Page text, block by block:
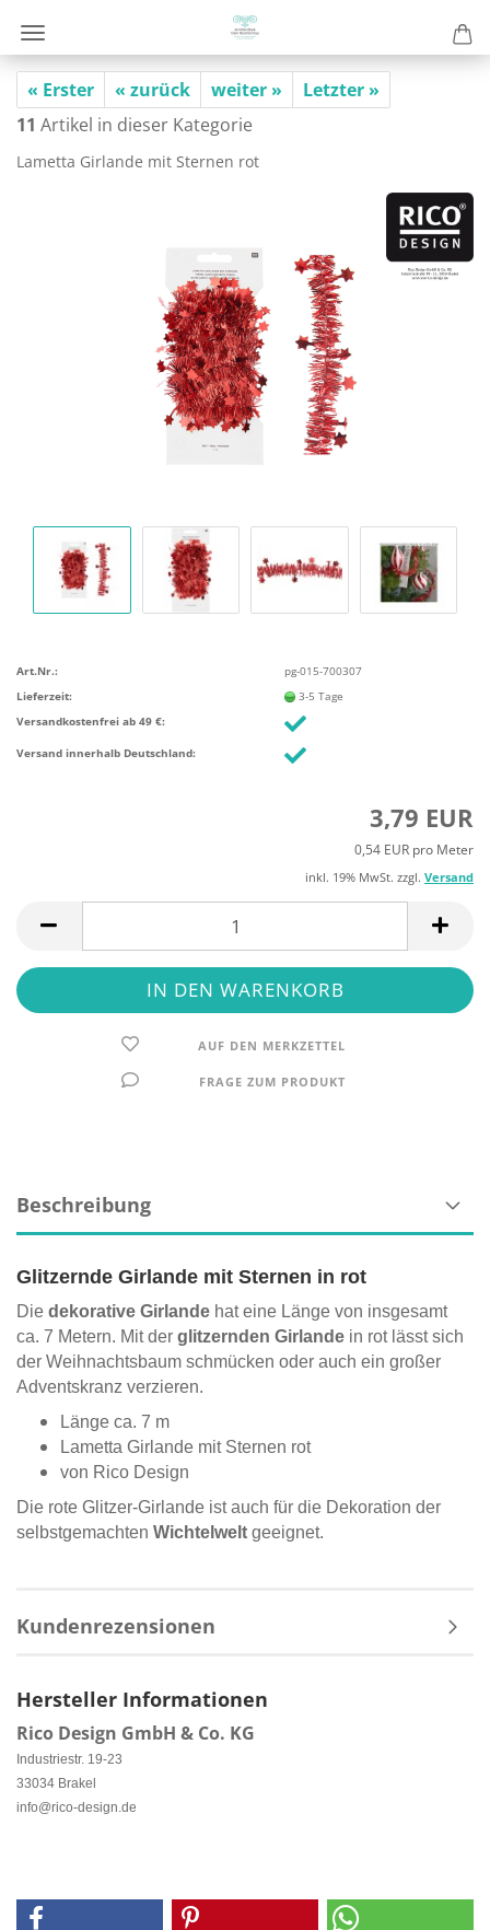
« Erster « zurück weiter »
Letzter »
11 Artikel in dieser Kategorie
La­met­ta Gir­lan­de mit Ster­nen rot
Art.Nr.:
pg-015-700307
Lieferzeit:
3-5 Tage
Versandkostenfrei ab 49 €:
Versand innerhalb Deutschland:
3,79 EUR
0,54 EUR pro Meter
inkl. 19% MwSt. zzgl. Versand
AUF DEN MERKZETTEL
FRAGE ZUM PRODUKT
Beschreibung
Glitzernde Girlande mit Sternen in rot
Die dekorative Girlande hat eine Länge von insgesamt
ca. 7 Metern. Mit der glitzernden Girlande in rot lässt sich
der Weihnachtsbaum schmücken oder auch ein großer
Adventskranz verzieren.
Länge ca. 7 m
Lametta Girlande mit Sternen rot
von Rico Design
Die rote Glitzer-Girlande ist auch für die Dekoration der
selbstgemachten Wichtelwelt geeignet.
Kundenrezensionen
Hersteller Informationen
Rico Design GmbH & Co. KG
Industriestr. 19-23
33034 Brakel
info@rico-design.de